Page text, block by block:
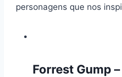
personagens que nos
Forrest Gump